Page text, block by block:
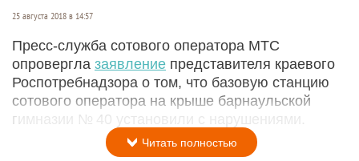
25 августа 2018 в 14:57
Пресс-служба сотового оператора МТС
опровергла заявление представителя краевого
Роспотребнадзора о том, что базовую станцию
сотового оператора на крыше барнаульской
гимназии № 40 установили с нарушениями.
Читать полностью